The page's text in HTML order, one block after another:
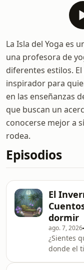
La Isla del Yoga es
una profesora de
diferentes estilos.
inspirador para
en las enseñanzas
que buscan un
conocerse mejor a
rodea.
Episodios
El
dormir
ago. 7, 2026
¿Sientes
donde el